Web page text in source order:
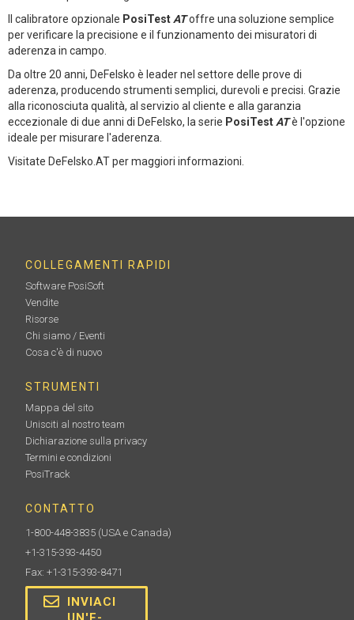
Il calibratore opzionale PosiTest AToffre una soluzione semplice
per verificare la precisione e il funzionamento dei misuratori di
aderenza in campo.
Da oltre 20 anni, DeFelsko è leader nel settore delle prove di
aderenza, producendo strumenti semplici, durevoli e precisi. Grazie
alla riconosciuta qualità, al servizio al cliente e alla garanzia
eccezionale di due anni di DeFelsko, la serie PosiTest ATè l'opzione
ideale per misurare l'aderenza.
Visitate DeFelsko.AT per maggiori informazioni.
COLLEGAMENTI RAPIDI
Software PosiSoft
Vendite
Risorse
Chi siamo / Eventi
Cosa c'è di nuovo
STRUMENTI
Mappa del sito
Unisciti al nostro team
Dichiarazione sulla privacy
Termini e condizioni
PosiTrack
CONTATTO
1-800-448-3835 (USA e Canada)
+1-315-393-4450
Fax: +1-315-393-8471
INVIACI